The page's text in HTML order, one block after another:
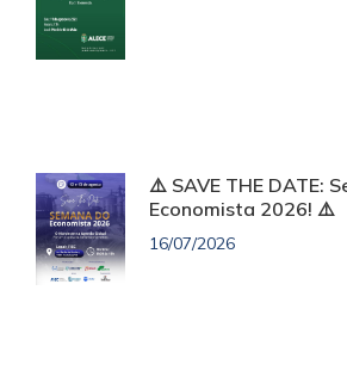
⚠️ SAVE THE DATE:
Economista 2026! ⚠️
16/07/2026